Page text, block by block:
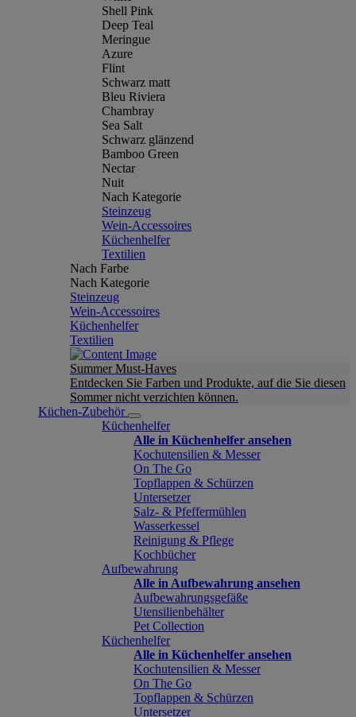
Shell Pink
Deep Teal
Meringue
Azure
Flint
Schwarz matt
Bleu Riviera
Chambray
Sea Salt
Schwarz glänzend
Bamboo Green
Nectar
Nuit
Nach Kategorie
Steinzeug
Wein-Accessoires
Küchenhelfer
Textilien
Nach Farbe
Nach Kategorie
Steinzeug
Wein-Accessoires
Küchenhelfer
Textilien
Summer Must-Haves
Entdecken Sie Farben und Produkte, auf die Sie diesen
Sommer nicht verzichten können.
Küchen-Zubehör
Küchenhelfer
Alle in Küchenhelfer ansehen
Kochutensilien & Messer
On The Go
Topflappen & Schürzen
Untersetzer
Salz- & Pfeffermühlen
Wasserkessel
Reinigung & Pflege
Kochbücher
Aufbewahrung
Alle in Aufbewahrung ansehen
Aufbewahrungsgefäße
Utensilienbehälter
Pet Collection
Küchenhelfer
Alle in Küchenhelfer ansehen
Kochutensilien & Messer
On The Go
Topflappen & Schürzen
Untersetzer